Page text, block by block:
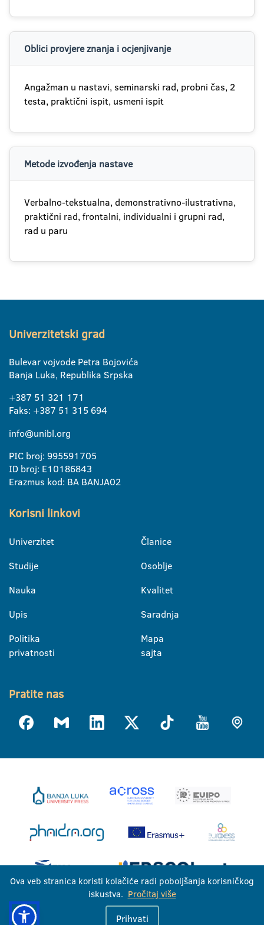
Oblici provjere znanja i ocjenjivanje
Angažman u nastavi, seminarski rad, probni čas, 2
testa, praktični ispit, usmeni ispit
Metode izvođenja nastave
Verbalno-tekstualna, demonstrativno-ilustrativna,
praktični rad, frontalni, individualni i grupni rad,
rad u paru
Univerzitetski grad
Bulevar vojvode Petra Bojovića
Banja Luka, Republika Srpska
+387 51 321 171
Faks: +387 51 315 694
info@unibl.org
PIC broj: 995591705
ID broj: E10186843
Erazmus kod: BA BANJA02
Korisni linkovi
Univerzitet
Studije
Nauka
Upis
Politika
privatnosti
Članice
Osoblje
Kvalitet
Saradnja
Mapa
sajta
Pratite nas
Univerzitet u Banjoj Luci © 2026
Ova veb stranica koristi kolačiće radi poboljšanja korisničkog
iskustva. Pročitaj više
Prihvati